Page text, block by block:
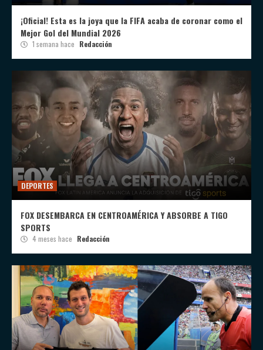
¡Oficial! Esta es la joya que la FIFA acaba de coronar como el
Mejor Gol del Mundial 2026
1 semana hace Redacción
DEPORTES
FOX DESEMBARCA EN CENTROAMÉRICA Y ABSORBE A TIGO
SPORTS
4 meses hace Redacción